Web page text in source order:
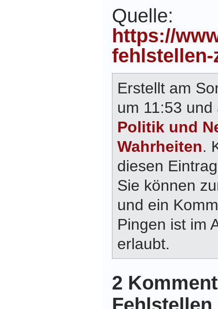
Quelle:
https://
Erstellt am
um 11:53
Politik und
Wahrheiten.
diesen
Sie können
und ein
Pingen ist im
erlaubt.
2